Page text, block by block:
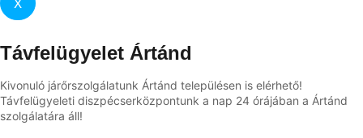
X
Távfelügyelet Ártánd
Kivonuló járőrszolgálatunk Ártánd településen is elérhető!
Távfelügyeleti diszpécserközpontunk a nap 24 órájában a Ártánd
szolgálatára áll!